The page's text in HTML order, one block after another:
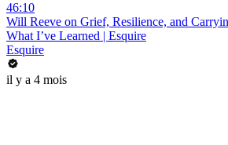
46:10
Will Reeve on Grief, Resilience, and
What I’ve Learned | Esquire
Esquire
il y a 4 mois